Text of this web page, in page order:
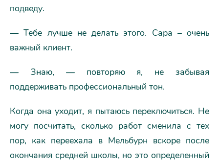
подведу.
— Тебе лучше не делать этого. Сара – очень
важный клиент.
— Знаю, — повторяю я, не забывая
поддерживать профессиональный тон.
Когда она уходит, я пытаюсь переключиться. Не
могу посчитать, сколько работ сменила с тех
пор, как переехала в Мельбурн вскоре после
окончания средней школы, но это определенный